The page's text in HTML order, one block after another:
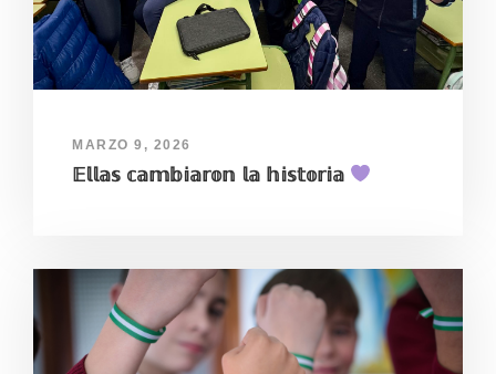
MARZO 9, 2026
𝔼𝕝𝕝𝕒𝕤 𝕔𝕒𝕞𝕓𝕚𝕒𝕣𝕠𝕟 𝕝𝕒 𝕙𝕚𝕤𝕥𝕠𝕣𝕚𝕒